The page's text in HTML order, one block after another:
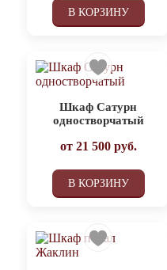
В КОРЗИНУ
Шкаф Сатурн
одностворчатый
от 21 500руб.
В КОРЗИНУ